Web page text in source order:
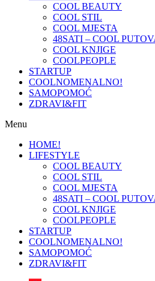
COOL BEAUTY
COOL STIL
COOL MJESTA
48SATI – COOL
COOL KNJIGE
COOLPEOPLE
STARTUP
COOLNOMENALNO!
SAMOPOMOĆ
ZDRAVI&FIT
Menu
HOME!
LIFESTYLE
COOL BEAUTY
COOL STIL
COOL MJESTA
48SATI – COOL
COOL KNJIGE
COOLPEOPLE
STARTUP
COOLNOMENALNO!
SAMOPOMOĆ
ZDRAVI&FIT